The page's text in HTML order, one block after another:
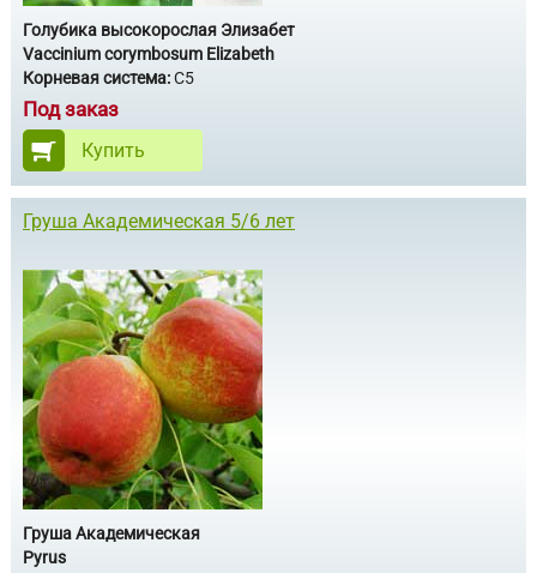
Голубика высокорослая Элизабет
Vaccinium corymbosum Elizabeth
Корневая система:С5
Под заказ
Купить
Груша Академическая 5/6 лет
Груша Академическая
Pyrus